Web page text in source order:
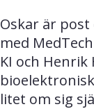
Oskar är
med
KI och
litet om sig